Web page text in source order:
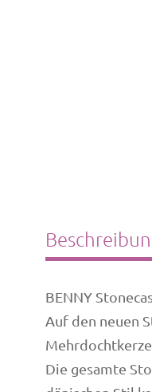
BENNY
Auf den neuen
Die gesamte